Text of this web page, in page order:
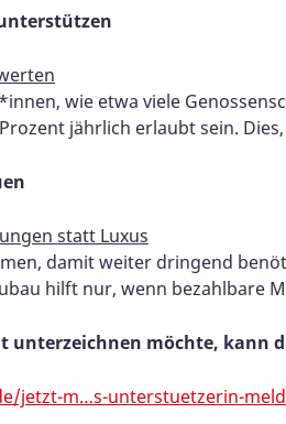
wie etwa viele
jährlich erlaubt sein.
statt Luxus
damit weiter dringend
hilft nur, wenn bezahlbare
unterzeichnen möchte, kann
jetzt-m…s-unterstuetzerin-